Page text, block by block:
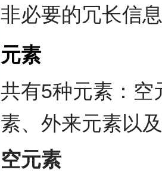
非必要的冗长信
元素
共有5种元素：空
素、外来元素以
空元素